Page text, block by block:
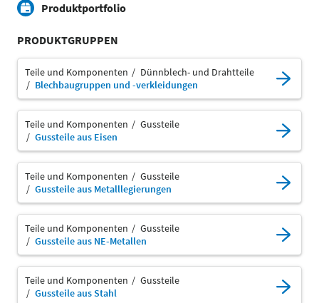
Produktportfolio
PRODUKTGRUPPEN
Teile und Komponenten
Dünnblech- und Drahtteile
Blechbaugruppen und -verkleidungen
Teile und Komponenten
Gussteile
Gussteile aus Eisen
Teile und Komponenten
Gussteile
Gussteile aus Metalllegierungen
Teile und Komponenten
Gussteile
Gussteile aus NE-Metallen
Teile und Komponenten
Gussteile
Gussteile aus Stahl